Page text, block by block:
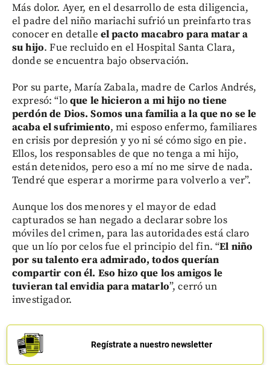
Más dolor. Ayer, en el desarrollo de esta diligencia,
el padre del niño mariachi sufrió un preinfarto tras
conocer en detalle el pacto macabro para matar a
su hijo. Fue recluido en el Hospital Santa Clara,
donde se encuentra bajo observación.
Por su parte, María Zabala, madre de Carlos Andrés,
expresó: “loque le hicieron a mi hijo no tiene
perdón de Dios. Somos una familia a la que no se le
acaba el sufrimiento, mi esposo enfermo, familiares
en crisis por depresión y yo ni sé cómo sigo en pie.
Ellos, los responsables de que no tenga a mi hijo,
están detenidos, pero eso a mí no me sirve de nada.
Tendré que esperar a morirme para volverlo a ver”.
Aunque los dos menores y el mayor de edad
capturados se han negado a declarar sobre los
móviles del crimen, para las autoridades está claro
que un lío por celos fue el principio del fin. “El niño
por su talento era admirado, todos querían
compartir con él. Eso hizo que los amigos le
tuvieran tal envidia para matarlo”, cerró un
investigador.
Regístrate a nuestro newsletter